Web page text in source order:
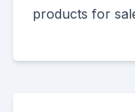
products for